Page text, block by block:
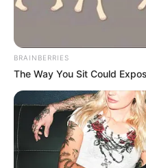
BRAINBERRIES
The Way You Sit Could